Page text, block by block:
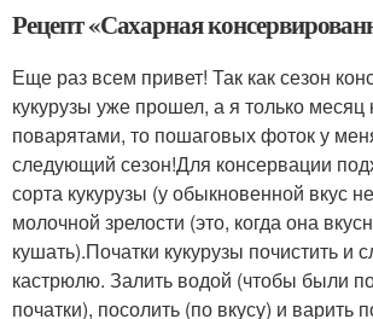
Рецепт «Сахарная
Еще раз всем привет! Так как сезон
кукурузы уже прошел, а я только
поварятами, то пошаговых фоток у
следующий сезон!Для консервации
сорта кукурузы (у обыкновенной вкус
молочной зрелости (это, когда она
кушать).Початки кукурузы почистить и
кастрюлю. Залить водой (чтобы были
початки), посолить (по вкусу) и варить